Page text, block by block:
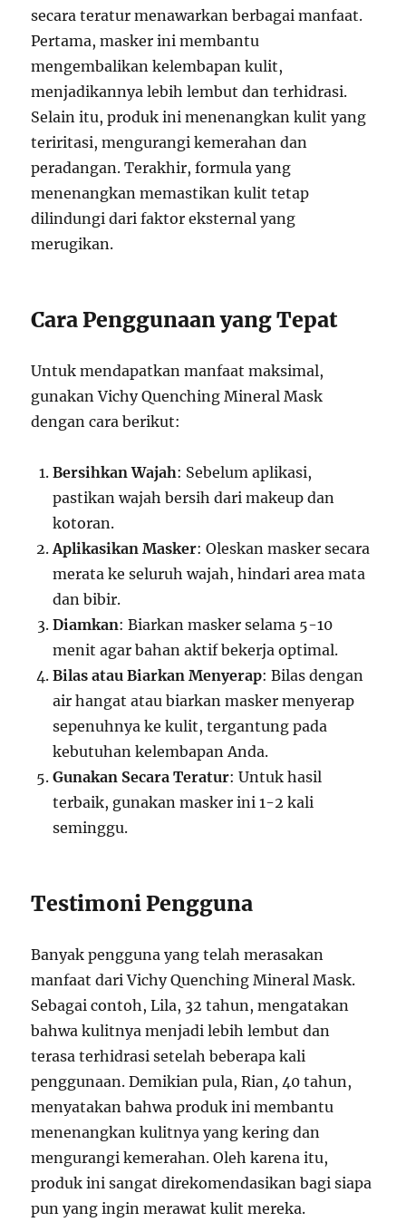
secara teratur menawarkan berbagai manfaat.
Pertama, masker ini membantu
mengembalikan kelembapan kulit,
menjadikannya lebih lembut dan terhidrasi.
Selain itu, produk ini menenangkan kulit yang
teriritasi, mengurangi kemerahan dan
peradangan. Terakhir, formula yang
menenangkan memastikan kulit tetap
dilindungi dari faktor eksternal yang
merugikan.
Cara Penggunaan yang Tepat
Untuk mendapatkan manfaat maksimal,
gunakan Vichy Quenching Mineral Mask
dengan cara berikut:
Bersihkan Wajah: Sebelum aplikasi,
pastikan wajah bersih dari makeup dan
kotoran.
Aplikasikan Masker: Oleskan masker secara
merata ke seluruh wajah, hindari area mata
dan bibir.
Diamkan: Biarkan masker selama 5-10
menit agar bahan aktif bekerja optimal.
Bilas atau Biarkan Menyerap: Bilas dengan
air hangat atau biarkan masker menyerap
sepenuhnya ke kulit, tergantung pada
kebutuhan kelembapan Anda.
Gunakan Secara Teratur: Untuk hasil
terbaik, gunakan masker ini 1-2 kali
seminggu.
Testimoni Pengguna
Banyak pengguna yang telah merasakan
manfaat dari Vichy Quenching Mineral Mask.
Sebagai contoh, Lila, 32 tahun, mengatakan
bahwa kulitnya menjadi lebih lembut dan
terasa terhidrasi setelah beberapa kali
penggunaan. Demikian pula, Rian, 40 tahun,
menyatakan bahwa produk ini membantu
menenangkan kulitnya yang kering dan
mengurangi kemerahan. Oleh karena itu,
produk ini sangat direkomendasikan bagi siapa
pun yang ingin merawat kulit mereka.